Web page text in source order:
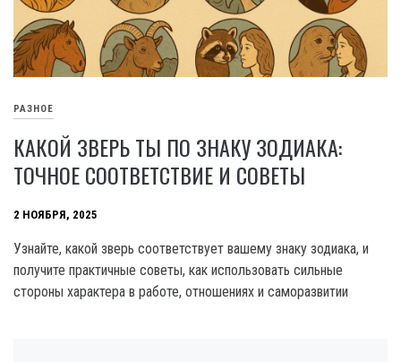
РАЗНОЕ
КАКОЙ ЗВЕРЬ ТЫ ПО ЗНАКУ ЗОДИАКА:
ТОЧНОЕ СООТВЕТСТВИЕ И СОВЕТЫ
2 НОЯБРЯ, 2025
Узнайте, какой зверь соответствует вашему знаку зодиака, и
получите практичные советы, как использовать сильные
стороны характера в работе, отношениях и саморазвитии